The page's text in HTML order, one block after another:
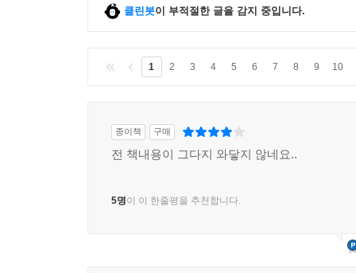
클린봇이 부적절한 글을 감지 중입니다.
1 2 3 4 5 6 7 8 9 10
종이책 구매
전 책내용이 그다지 와닿지 않네요..
5명이 이 한줄평을 추천합니다.